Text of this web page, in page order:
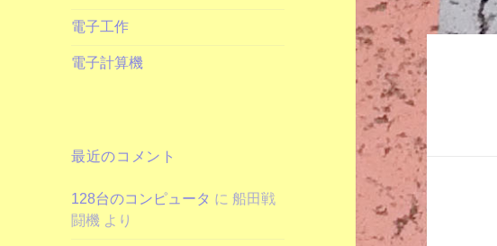
電子工作
電子計算機
最近のコメント
128台のコンピュータ に船田戦
闘機 より
稿
ー
シ